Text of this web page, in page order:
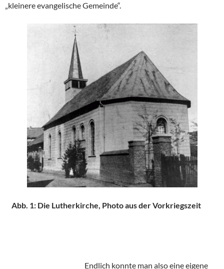
„kleinere evangelische Gemeinde“.
Abb. 1: Die Lutherkirche, Photo aus der Vorkriegszeit
Endlich konnte man also eine eigene